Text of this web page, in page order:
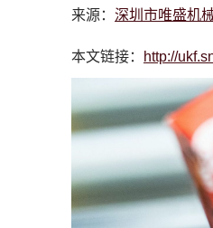
来源： 深圳市唯盛机
本文链接： http://